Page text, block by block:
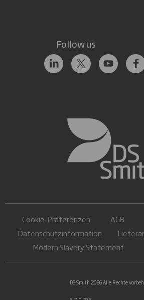
Follow us
Cookie-Präferenzen AGB
Datenschutzinformation
Modern Slavery Statement
DS Smith 2026 Alle Rechte